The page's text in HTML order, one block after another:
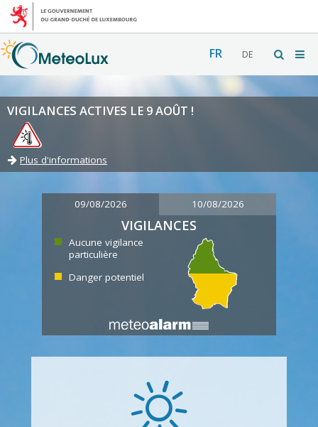
FR DE
VIGILANCES ACTIVES LE 9 AOÛT !
Plus d'informations
09/08/2026 10/08/2026
VIGILANCES
Aucune vigilance
particulière
Danger potentiel